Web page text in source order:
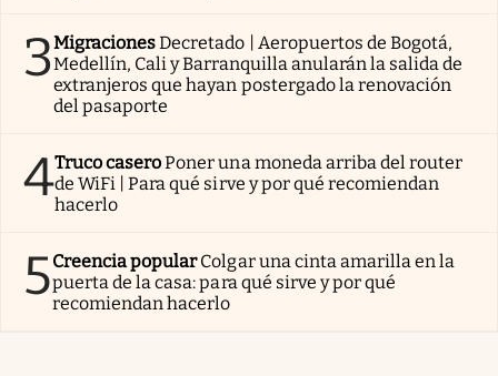
3MigracionesDecretado | Aeropuertos de Bogotá,
Medellín, Cali y Barranquilla anularán la salida de
extranjeros que hayan postergado la renovación
del pasaporte
4Truco caseroPoner una moneda arriba del router
de WiFi | Para qué sirve y por qué recomiendan
hacerlo
5Creencia popularColgar una cinta amarilla en la
puerta de la casa: para qué sirve y por qué
recomiendan hacerlo